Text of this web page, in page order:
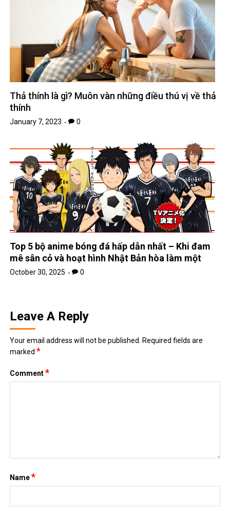
Thả thính là gì? Muôn vàn những điều thú vị về thả
thính
January 7, 2023 0
Top 5 bộ anime bóng đá hấp dẫn nhất – Khi đam
mê sân cỏ và hoạt hình Nhật Bản hòa làm một
October 30, 2025 0
Leave A Reply
Your email address will not be published.
Required fields are
marked*
Comment*
Name*